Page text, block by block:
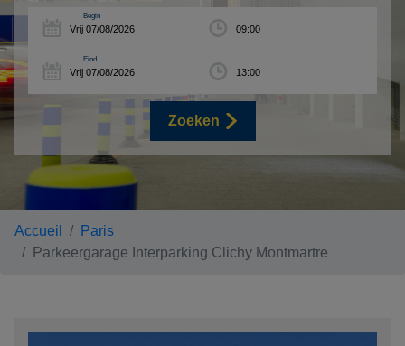
Begin
Eind
Zoeken
Accueil
Paris
Parkeergarage Interparking Clichy Montmartre